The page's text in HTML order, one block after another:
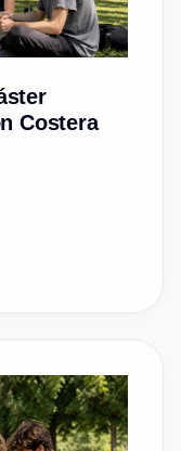
Costera